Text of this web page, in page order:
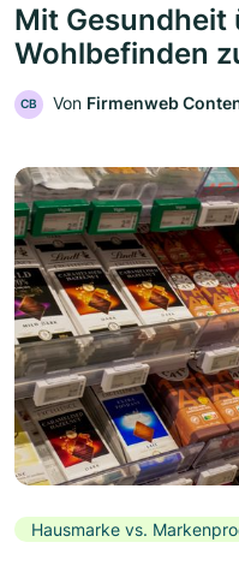
Mit Gesundheit
Wohlbefinden
CB Von Firmenweb
Hausmarke vs.